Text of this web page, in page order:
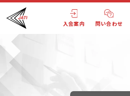
入会案内 問い合わせ